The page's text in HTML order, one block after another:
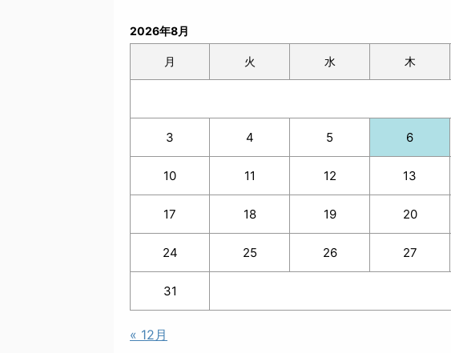
2026年8月
月 火 水 木
3 4 5 6
10 11 12 13
17 18 19 20
24 25 26 27
31
« 12月